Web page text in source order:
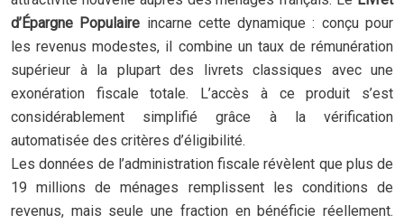
d’Épargne Populaire incarne cette dynamique : conçu pour
les revenus modestes, il combine un taux de rémunération
supérieur à la plupart des livrets classiques avec une
exonération fiscale totale. L’accès à ce produit s’est
considérablement simplifié grâce à la vérification
automatisée des critères d’éligibilité.
Les données de l’administration fiscale révèlent que plus de
19 millions de ménages remplissent les conditions de
revenus, mais seule une fraction en bénéficie réellement.